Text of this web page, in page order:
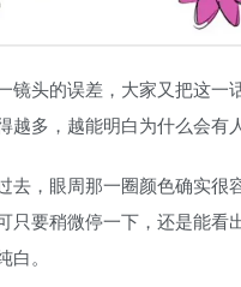
镜头的误差，大家又把这一
越多，越能明白为什么会有
去，眼周那一圈颜色确实很
只要稍微停一下，还是能看
。